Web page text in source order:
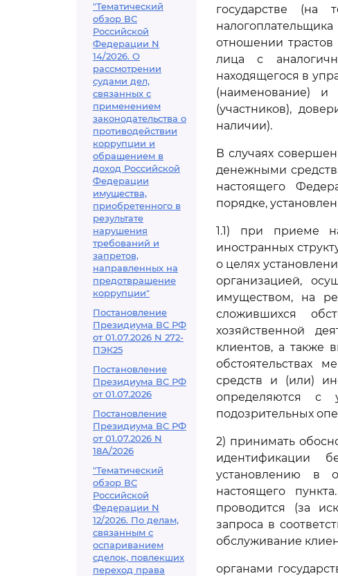
"Тематический
обзор ВС
Российской
Федерации N
14/2026. О
рассмотрении
судами дел,
связанных с
применением
законодательства о
противодействии
коррупции и
обращением в
доход Российской
Федерации
имущества,
приобретенного в
результате
нарушения
требований и
запретов,
направленных на
предотвращение
коррупции"
Постановление
Президиума ВС РФ
от 01.07.2026 N 272-
ПЭК25
Постановление
Президиума ВС РФ
от 01.07.2026
Постановление
Президиума ВС РФ
от 01.07.2026 N
18А/2026
"Тематический
обзор ВС
Российской
Федерации N
12/2026. По делам,
связанным с
оспариванием
сделок, повлекших
переход права
государстве (на
отношении
лица с
находящегося в
(наименование) и
(участников),
наличии).
В случаях
денежными
настоящего
порядке,
1.1) при приеме
иностранных
о целях
организацией,
имуществом, на
сложившихся
хозяйственной
клиентов, а также
обстоятельствах
средств и (или)
определяются с
подозрительных
2) принимать
идентификации
установлению в
настоящего
проводится (за
запроса в
обслуживание
органами